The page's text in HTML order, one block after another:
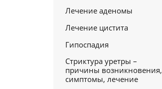
Лечение аденомы
Лечение цистита
Гипоспадия
Стриктура уретры –
причины возникновения,
симптомы, лечение